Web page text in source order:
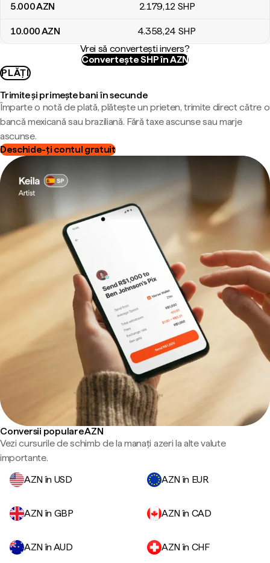
5.000AZN 2.179,12 SHP
10.000AZN 4.358,24 SHP
Vrei să convertești invers?
Convertește SHP în AZN
PLĂȚI
Trimite și primește bani în secunde
Împarte o notă de plată, plătește un prieten, trimite direct către o
bancă mexicană sau braziliană. Fără taxe ascunse sau marje
ascunse.
Deschide-ți contul gratuit
Conversii populare AZN
Vezi cursurile de schimb de la manați azeri la alte valute
importante.
AZN în USD
AZN în EUR
AZN în GBP AZN în CAD
AZN în AUD AZN în CHF